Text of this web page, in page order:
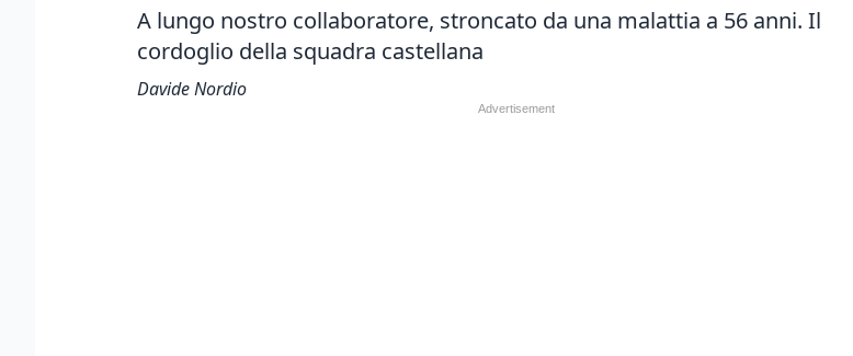
A lungo nostro collaboratore, stroncato da una malattia a 56 anni. Il
cordoglio della squadra castellana
Davide Nordio